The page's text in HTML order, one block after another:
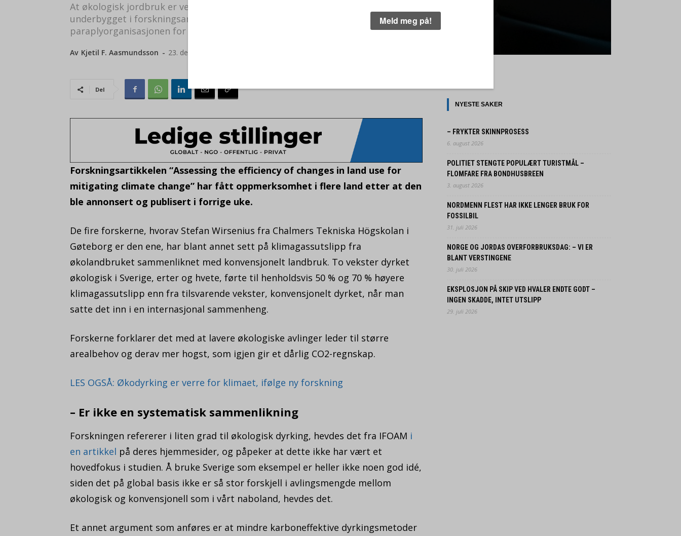
At økologisk jordbruk er verre for klimaet enn konvensjonelt, er ikke
underbygget i forskningsartikkelen i Nature, hevdes det fra den internasjonale
paraplyorganisasjonen for økologisk jordbruk (IFOAM).
Av Kjetil F. Aasmundsson - 23. desember 2018
Del
Forskningsartikkelen “Assessing the efficiency of changes in land use for
mitigating climate change” har fått oppmerksomhet i flere land etter at den
ble annonsert og publisert i forrige uke.
De fire forskerne, hvorav Stefan Wirsenius fra Chalmers Tekniska Högskolan i
Gøteborg er den ene, har blant annet sett på klimagassutslipp fra
økolandbruket sammenliknet med konvensjonelt landbruk. To vekster dyrket
økologisk i Sverige, erter og hvete, førte til henholdsvis 50 % og 70 % høyere
klimagassutslipp enn fra tilsvarende vekster, konvensjonelt dyrket, når man
satte det inn i en internasjonal sammenheng.
Forskerne forklarer det med at lavere økologiske avlinger leder til større
arealbehov og derav mer hogst, som igjen gir et dårlig CO2-regnskap.
LES OGSÅ: Økodyrking er verre for klimaet, ifølge ny forskning
– Er ikke en systematisk sammenlikning
Forskningen refererer i liten grad til økologisk dyrking, hevdes det fra IFOAM i
en artikkel på deres hjemmesider, og påpeker at dette ikke har vært et
hovedfokus i studien. Å bruke Sverige som eksempel er heller ikke noen god idé,
siden det på global basis ikke er så stor forskjell i avlingsmengde mellom
økologisk og konvensjonell som i vårt naboland, hevdes det.
Et annet argument som anføres er at mindre karboneffektive dyrkingsmetoder
NYESTE SAKER
– FRYKTER SKINNPROSESS
6. august 2026
POLITIET STENGTE POPULÆRT TURISTMÅL –
FLOMFARE FRA BONDHUSBREEN
3. august 2026
NORDMENN FLEST HAR IKKE LENGER BRUK FOR
FOSSILBIL
31. juli 2026
NORGE OG JORDAS OVERFORBRUKSDAG: – VI ER
BLANT VERSTINGENE
30. juli 2026
EKSPLOSJON PÅ SKIP VED HVALER ENDTE GODT –
INGEN SKADDE, INTET UTSLIPP
29. juli 2026